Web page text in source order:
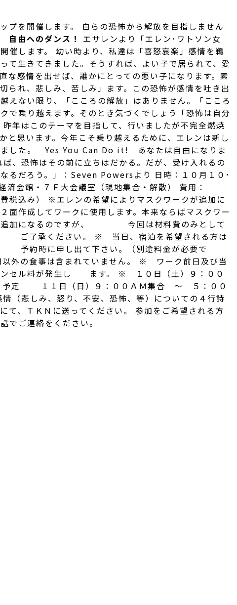
プを開催します。 自らの恐怖から解放を目指しません
自由へのダンス！
エサレンより「エレン･ワトソン女
催します。 幼い時より、私達は「喜怒哀楽」感情を鵜
て生きてきました。そうすれば、よい子で居られて、愛
な感情を出せば、誰かにとっての悪い子になります。素
られ、悲しみ、苦しみ」ます。この恐怖が感情を吐き出
えない限り、「こころの解放」はありません。「こころ
で乗り越えます。そのとき気づくでしょう「恐怖は自分
年はこのテーマを目指して、行いましたが不完全燃焼
と思います。今年こそ乗り越えるために、エレンは新し
ました。 Yes You Can Do it! あなたは自由になりま
、恐怖はその前に立ちはだかる。だが、受け入れるの
るだろう。」：Seven Powersより 日時：１０月１０･
済会館・７Ｆ大会議室（現地集合・解散） 費用：
税込み） ※エレンの希望によりマスクワークが追加に
成してワークに使用します。本来ならばマスクワー
になるのですが、 今回は材料費のみとして
了承ください。 ※ 当日、宿泊を希望される方は
予約時に申し出て下さい。（別途料金が必要で
外の食事は含まれていません。 ※ ワーク前日及び当
ンセル料が発生し ます。 ※ １０日（土）９：００
定 １１日（日）９：００ＡＭ集合 ～ ５：００
悲しみ、怒り、不安、恐怖、等）についての４行詩
、ＴＫＮに送ってください。 参加をご希望される方
でご連絡をください。